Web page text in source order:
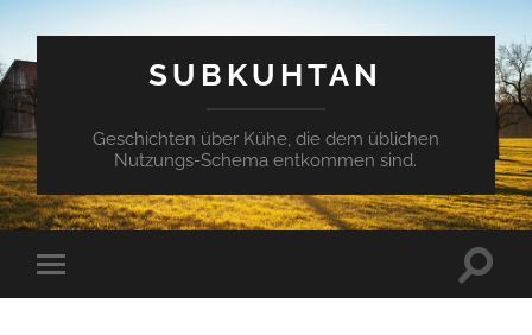
SUBKUHTAN
Geschichten über Kühe, die dem üblichen
Nutzungs-Schema entkommen sind.
Mobile-
Menü